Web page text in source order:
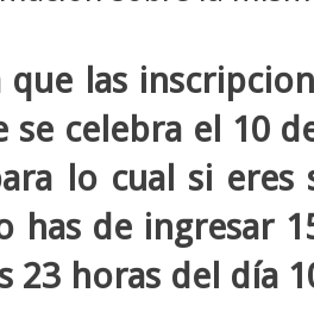
que las
se celebra el 10
lo cual si eres
has de ingresar
23 horas del día